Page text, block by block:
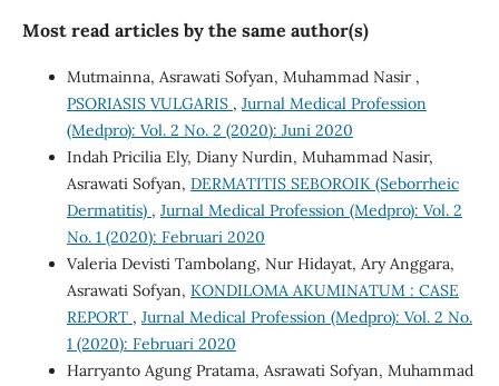
Most read articles by the same author(s)
Mutmainna, Asrawati Sofyan, Muhammad Nasir ,
PSORIASIS VULGARIS , Jurnal Medical Profession
(Medpro): Vol. 2 No. 2 (2020): Juni 2020
Indah Pricilia Ely, Diany Nurdin, Muhammad Nasir,
Asrawati Sofyan, DERMATITIS SEBOROIK (Seborrheic
Dermatitis) , Jurnal Medical Profession (Medpro): Vol. 2
No. 1 (2020): Februari 2020
Valeria Devisti Tambolang, Nur Hidayat, Ary Anggara,
Asrawati Sofyan, KONDILOMA AKUMINATUM : CASE
REPORT , Jurnal Medical Profession (Medpro): Vol. 2 No.
1 (2020): Februari 2020
Harryanto Agung Pratama, Asrawati Sofyan, Muhammad